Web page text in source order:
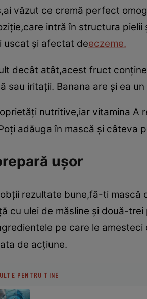
văzut ce cremă perfect
intră în structura
uscat şi afectat deeczeme.
decât atât,acest fruct
sau iritaţii. Banana are şi ea
nutritive,iar vitamina A
adăuga în mască şi câteva
uşor
rezultate bune,fă-ti
cu ulei de măsline şi două-
pe care le
de acţiune.
PENTRU TINE